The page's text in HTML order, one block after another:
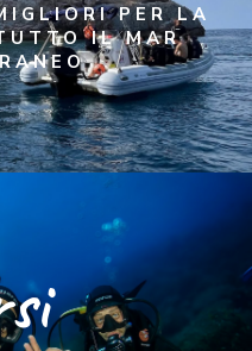
PER LA
IL MAR